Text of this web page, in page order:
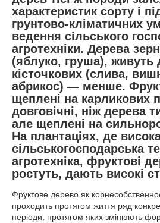
характеристик сорту і
грунтово-кліматичних
ведення сільського
агротехніки. Дерева
(яблуко, груша), живуть
кісточкових (слива,
абрикос) ― менше.
щеплені на карликових
довговічні, ніж дерева
але щеплені на
На плантаціях, де
сільськогосподарська
агротехніка, фруктові
ростуть, дають високі
Фруктове дерево як
проходить протягом життя ряд
періоди, протягом яких змінюють